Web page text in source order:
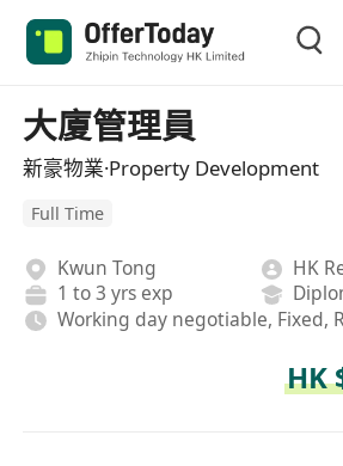
大廈管理員
新豪物業·Property Development
Full Time
Kwun Tong
HK
1 to 3 yrs exp
Working day negotiable, Fixed,
HK